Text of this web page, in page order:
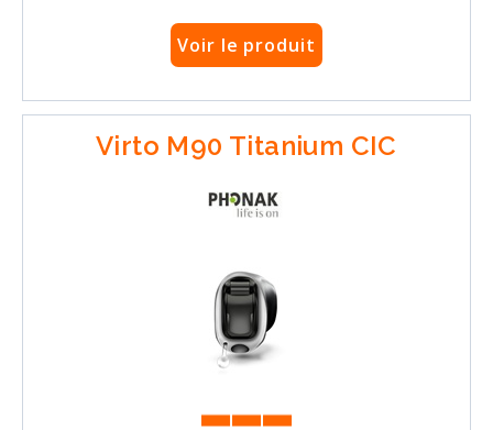
Voir le produit
Virto M90 Titanium CIC